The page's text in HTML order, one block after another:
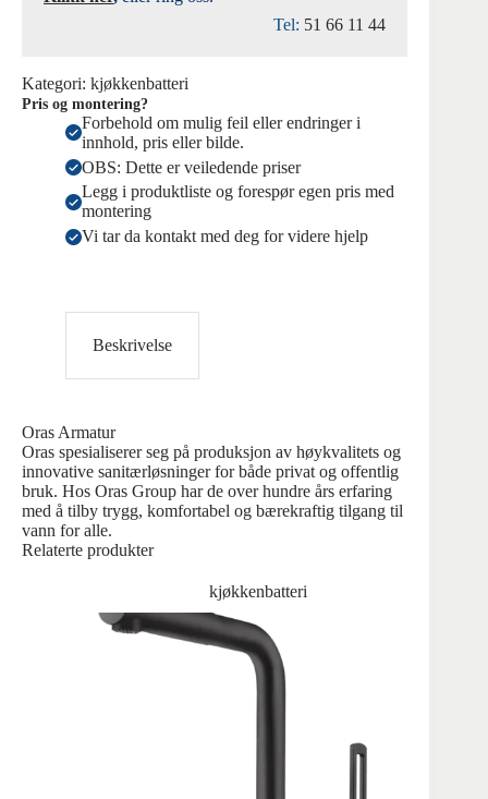
Tel: 51 66 11 44
Kategori: kjøkkenbatteri
Pris og montering?
Forbehold om mulig feil eller endringer i
innhold, pris eller bilde.
OBS: Dette er veiledende priser
Legg i produktliste og forespør egen pris med
montering
Vi tar da kontakt med deg for videre hjelp
Beskrivelse
Oras Armatur
Oras spesialiserer seg på produksjon av høykvalitets og
innovative sanitærløsninger for både privat og offentlig
bruk. Hos Oras Group har de over hundre års erfaring
med å tilby trygg, komfortabel og bærekraftig tilgang til
vann for alle.
Relaterte produkter
kjøkkenbatteri